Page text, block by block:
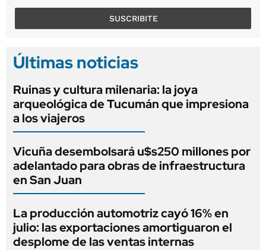
SUSCRIBITE
Últimas noticias
Ruinas y cultura milenaria: la joya
arqueológica de Tucumán que impresiona
a los viajeros
Vicuña desembolsará u$s250 millones por
adelantado para obras de infraestructura
en San Juan
La producción automotriz cayó 16% en
julio: las exportaciones amortiguaron el
desplome de las ventas internas